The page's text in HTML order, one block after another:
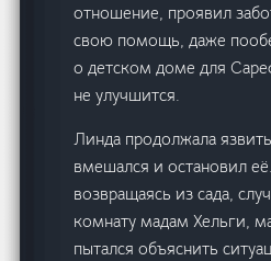
отношение, проявил
свою помощь, даже
о детском доме для
не улучшится.
Линда продолжала
вмешался и остановил
возвращаясь из сада,
комнату мадам Хельги,
пытался объяснить